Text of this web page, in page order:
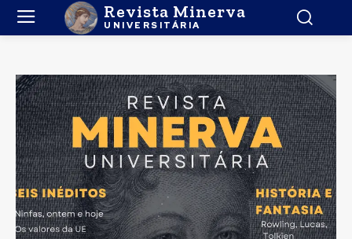
Revista Minerva
UNIVERSITÁRIA